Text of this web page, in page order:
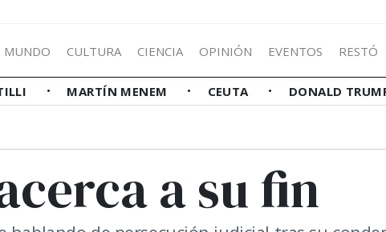
MUNDO CULTURA CIENCIA OPINIÓN EVENTOS RESTÓ
MARTÍN MENEM CEUTA DONALD
a su fin